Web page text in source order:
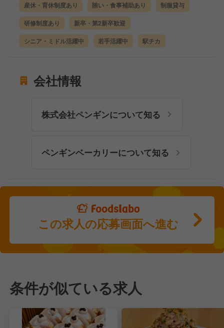
産休・育休制度あり 賄い・食事補助あり 制服貸与
研修制度あり 新卒・第2新卒歓迎
シニア・ミドル活躍中 若手活躍中 駅チカ
会社情報
株式会社ペンギンについて知る
ペンギンベーカリーについて知る
この求人の応募画面へ進む
条件が似ている求人